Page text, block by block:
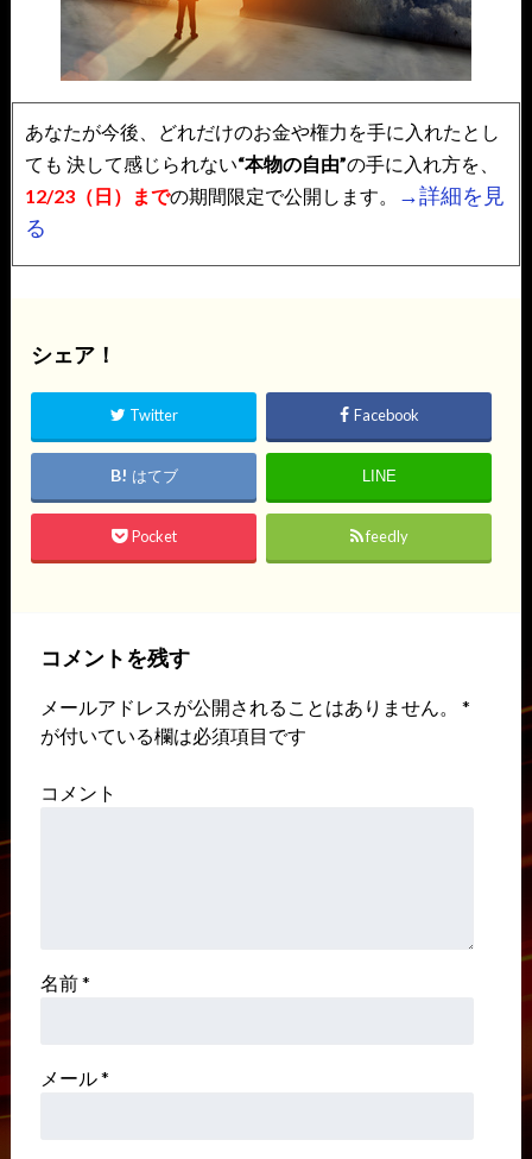
あなたが今後、どれだけのお金や権力を手に入れたとし
ても 決して感じられない“本物の自由”の手に入れ方を、
12/23（日）までの期間限定で公開します。
→詳細を見
る
シェア！
Twitter Facebook
はてブ LINE
Pocket feedly
コメントを残す
メールアドレスが公開されることはありません。
*
が付いている欄は必須項目です
コメント
名前*
メール*